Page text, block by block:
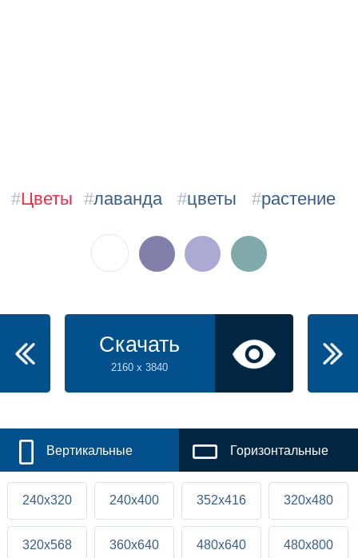
#Цветы #лаванда #цветы #растение
Скачать
2160 x 3840
Вертикальные Горизонтальные
240x320 240x400 352x416 320x480
320x568 360x640 480x640 480x800